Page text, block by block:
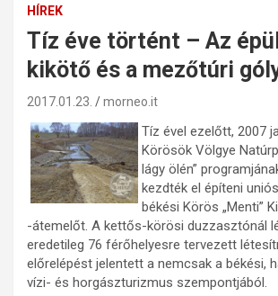
HÍREK
Tíz éve történt – Az
kikötő és a mezőtúri
2017.01.23. morneo.it
Tíz ével ezelőtt, 2007
Körösök Völgye
lágy ölén”
kezdték el építeni
békési Körös „Menti”
-átemelőt. A kettős-körösi duzzasztónál
eredetileg 76 férőhelyesre tervezett
előrelépést jelentett a nemcsak a békési,
vízi- és horgászturizmus szempontjából.